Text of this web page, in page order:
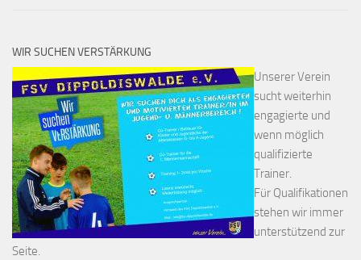
WIR SUCHEN VERSTÄRKUNG
Unserer Verein
sucht weiterhin
engagierte und
wenn möglich
qualifizierte
Trainer.
Für Qualifikationen
stehen wir immer
unterstützend zur
Seite.